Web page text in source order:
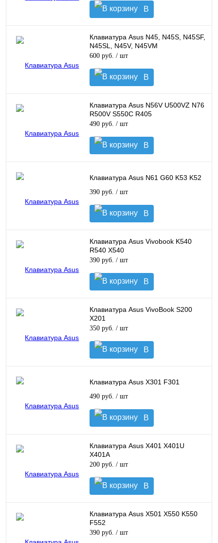
В
корзину
Клавиатура Asus N45, N45S, N45SF,
N45SL, N45V, N45VM
600 руб. / шт
В
корзину
Клавиатура Asus N56V U500VZ N76
R500V S550C R405
490 руб. / шт
В
корзину
Клавиатура Asus N61 G60 K53 K52
390 руб. / шт
В
корзину
Клавиатура Asus Vivobook K540
R540 X540
390 руб. / шт
В
корзину
Клавиатура Asus VivoBook S200
X201
350 руб. / шт
В
корзину
Клавиатура Asus X301 F301
490 руб. / шт
В
корзину
Клавиатура Asus X401 X401U
X401A
200 руб. / шт
В
корзину
Клавиатура Asus X501 X550 K550
F552
390 руб. / шт